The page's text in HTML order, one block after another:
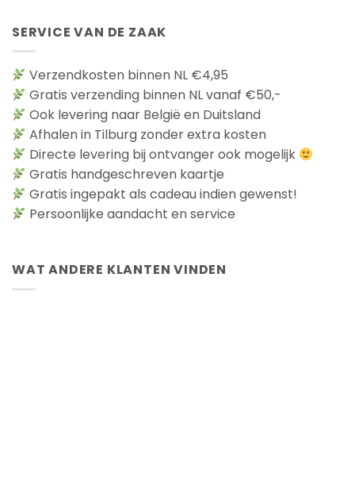
SERVICE VAN DE ZAAK
Verzendkosten binnen NL €4,95
Gratis verzending binnen NL vanaf €50,-
Ook levering naar België en Duitsland
Afhalen in Tilburg zonder extra kosten
Directe levering bij ontvanger ook mogelijk
Gratis handgeschreven kaartje
Gratis ingepakt als cadeau indien gewenst!
Persoonlijke aandacht en service
WAT ANDERE KLANTEN VINDEN